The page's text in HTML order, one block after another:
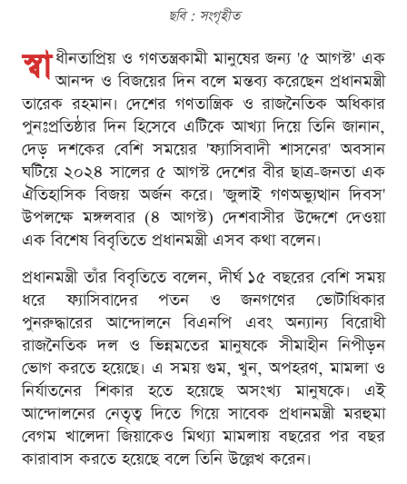
ছবি : সংগৃহীত
স্বা ধীনতাপ্রিয় ও গণতন্ত্রকামী মানুষের জন্য '৫ আগস্ট' এক
আনন্দ ও বিজয়ের দিন বলে মন্তব্য করেছেন প্রধানমন্ত্রী
তারেক রহমান। দেশের গণতান্ত্রিক ও রাজনৈতিক অধিকার
পুনঃপ্রতিষ্ঠার দিন হিসেবে এটিকে আখ্যা দিয়ে তিনি জানান,
দেড় দশকের বেশি সময়ের 'ফ্যাসিবাদী শাসনের' অবসান
ঘটিয়ে ২০২৪ সালের ৫ আগস্ট দেশের বীর ছাত্র-জনতা এক
ঐতিহাসিক বিজয় অর্জন করে। 'জুলাই গণঅভ্যুত্থান দিবস'
উপলক্ষে মঙ্গলবার (৪ আগস্ট) দেশবাসীর উদ্দেশে দেওয়া
এক বিশেষ বিবৃতিতে প্রধানমন্ত্রী এসব কথা বলেন।
প্রধানমন্ত্রী তাঁর বিবৃতিতে বলেন, দীর্ঘ ১৫ বছরের বেশি সময়
ধরে ফ্যাসিবাদের পতন ও জনগণের ভোটাধিকার
পুনরুদ্ধারের আন্দোলনে বিএনপি এবং অন্যান্য বিরোধী
রাজনৈতিক দল ও ভিন্নমতের মানুষকে সীমাহীন নিপীড়ন
ভোগ করতে হয়েছে। এ সময় গুম, খুন, অপহরণ, মামলা ও
নির্যাতনের শিকার হতে হয়েছে অসংখ্য মানুষকে। এই
আন্দোলনের নেতৃত্ব দিতে গিয়ে সাবেক প্রধানমন্ত্রী মরহুমা
বেগম খালেদা জিয়াকেও মিথ্যা মামলায় বছরের পর বছর
কারাবাস করতে হয়েছে বলে তিনি উল্লেখ করেন।